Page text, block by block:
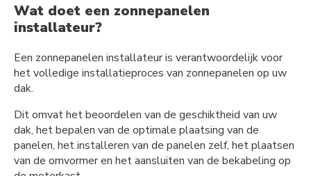
Wat doet een zonnepanelen
installateur?
Een zonnepanelen installateur is verantwoordelijk voor
het volledige installatieproces van zonnepanelen op uw
dak.
Dit omvat het beoordelen van de geschiktheid van uw
dak, het bepalen van de optimale plaatsing van de
panelen, het installeren van de panelen zelf, het plaatsen
van de omvormer en het aansluiten van de bekabeling op